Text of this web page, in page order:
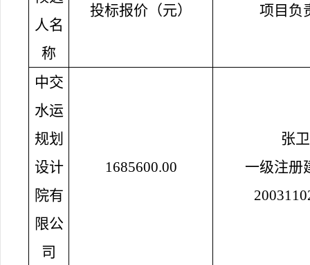
人名
称
投标报价（元） 项目负
中交
水运
规划
设计
院有
限公
司
1685600.00
张卫
一级注册